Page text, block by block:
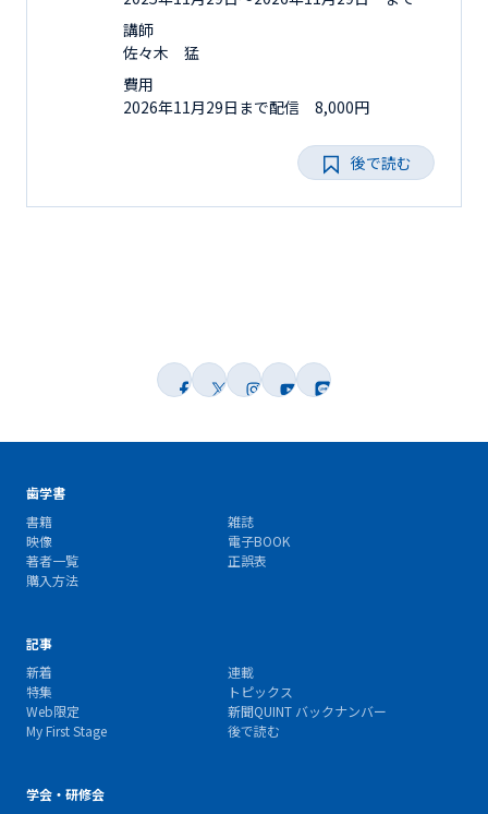
講師
佐々木 猛
費用
2026年11月29日まで配信 8,000円
後で読む
歯学書
書籍
雑誌
映像
電子BOOK
著者一覧
正誤表
購入方法
記事
新着
連載
特集
トピックス
Web限定
新聞QUINT バックナンバー
My First Stage
後で読む
学会・研修会